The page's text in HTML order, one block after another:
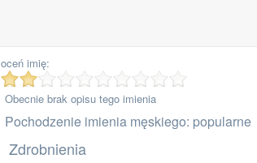
oceń imię:
Obecnie brak opisu tego imienia
Pochodzenie imienia męskiego: popularne
Zdrobnienia